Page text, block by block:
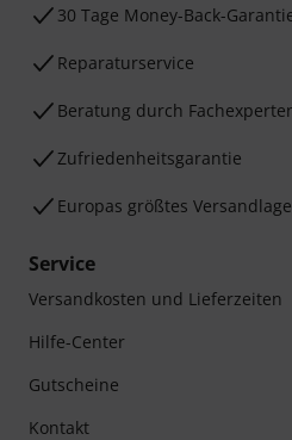
30 Tage Money-Back-
Reparaturservice
Beratung durch
Zufriedenheitsgarantie
Europas größtes
Service
Versandkosten und Lieferzeiten
Hilfe-Center
Gutscheine
Kontakt